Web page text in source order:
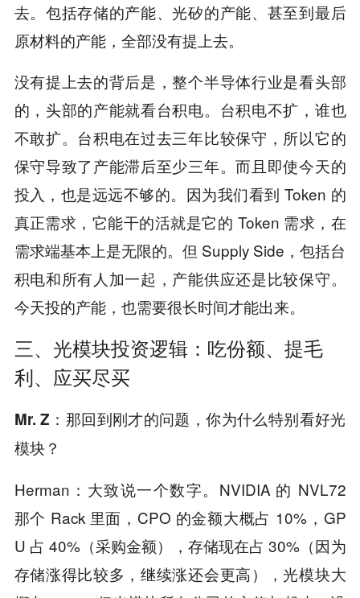
去。包括存储的产能、光矽的产能、甚至到最后
原材料的产能，全部没有提上去。
没有提上去的背后是，整个半导体行业是看头部
的，头部的产能就看台积电。台积电不扩，谁也
不敢扩。台积电在过去三年比较保守，所以它的
保守导致了产能滞后至少三年。而且即使今天的
投入，也是远远不够的。因为我们看到 Token 的
真正需求，它能干的活就是它的 Token 需求，在
需求端基本上是无限的。但 Supply Side，包括台
积电和所有人加一起，产能供应还是比较保守。
今天投的产能，也需要很长时间才能出来。
三、光模块投资逻辑：吃份额、提毛
利、应买尽买
Mr. Z：那回到刚才的问题，你为什么特别看好光
模块？
Herman：大致说一个数字。NVIDIA 的 NVL72
那个 Rack 里面，CPO 的金额大概占 10%，GP
U 占 40%（采购金额），存储现在占 30%（因为
存储涨得比较多，继续涨还会更高），光模块大